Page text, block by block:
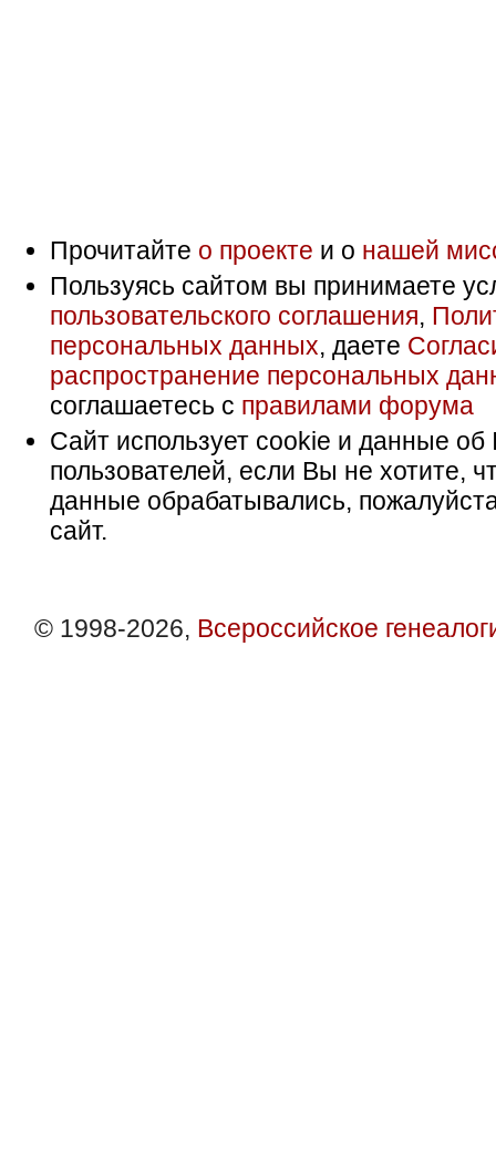
Прочитайте о проекте и о нашей
Пользуясь сайтом вы принимаете
пользовательского соглашения,
персональных данных, даете
распространение персональных
соглашаетесь с правилами форума
Сайт использует cookie и данные об
пользователей, если Вы не хотите,
данные обрабатывались,
сайт.
© 1998-2026, Всероссийское